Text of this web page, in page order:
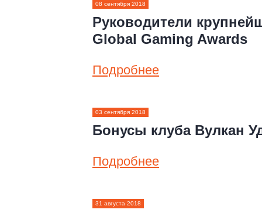
08 сентября 2018
Руководители
Global Gaming Awards
Подробнее
03 сентября 2018
Бонусы клуба Вулкан
Подробнее
31 августа 2018